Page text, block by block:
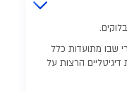
שבו מתועדות כלל
הרצות על